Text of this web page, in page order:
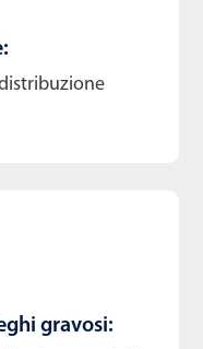
gravosi: